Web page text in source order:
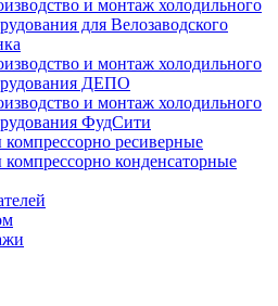
и монтаж холодильного
для Велозаводского
и монтаж холодильного
ДЕПО
и монтаж холодильного
ФудСити
компрессорно ресиверные
компрессорно конденсаторные